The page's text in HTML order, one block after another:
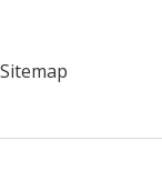
Sitemap